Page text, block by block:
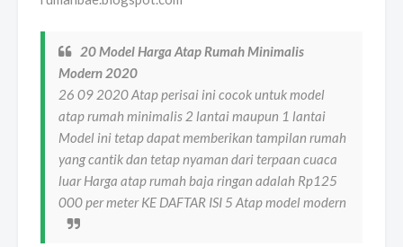
20 Model Harga Atap Rumah Minimalis
Modern 2020
26 09 2020 Atap perisai ini cocok untuk model
atap rumah minimalis 2 lantai maupun 1 lantai
Model ini tetap dapat memberikan tampilan rumah
yang cantik dan tetap nyaman dari terpaan cuaca
luar Harga atap rumah baja ringan adalah Rp125
000 per meter KE DAFTAR ISI 5 Atap model modern